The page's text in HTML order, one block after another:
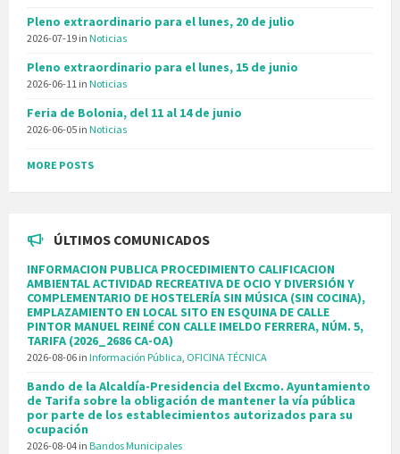
Pleno extraordinario para el lunes, 20 de julio
2026-07-19 in Noticias
Pleno extraordinario para el lunes, 15 de junio
2026-06-11 in Noticias
Feria de Bolonia, del 11 al 14 de junio
2026-06-05 in Noticias
MORE POSTS
ÚLTIMOS COMUNICADOS
INFORMACION PUBLICA PROCEDIMIENTO CALIFICACION
AMBIENTAL ACTIVIDAD RECREATIVA DE OCIO Y DIVERSIÓN Y
COMPLEMENTARIO DE HOSTELERÍA SIN MÚSICA (SIN COCINA),
EMPLAZAMIENTO EN LOCAL SITO EN ESQUINA DE CALLE
PINTOR MANUEL REINÉ CON CALLE IMELDO FERRERA, NÚM. 5,
TARIFA (2026_2686 CA-OA)
2026-08-06 in Información Pública, OFICINA TÉCNICA
Bando de la Alcaldía-Presidencia del Excmo. Ayuntamiento
de Tarifa sobre la obligación de mantener la vía pública
por parte de los establecimientos autorizados para su
ocupación
2026-08-04 in Bandos Municipales